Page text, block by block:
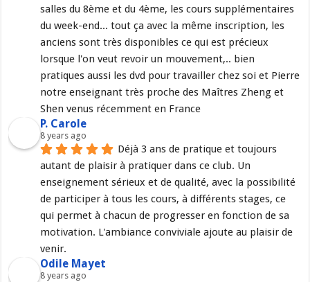
salles du 8ème et du 4ème, les cours supplémentaires
du week-end... tout ça avec la même inscription, les
anciens sont très disponibles ce qui est précieux
lorsque l'on veut revoir un mouvement,.. bien
pratiques aussi les dvd pour travailler chez soi et Pierre
notre enseignant très proche des Maîtres Zheng et
Shen venus récemment en France
P. Carole
8 years ago
Déjà 3 ans de pratique et toujours
autant de plaisir à pratiquer dans ce club. Un
enseignement sérieux et de qualité, avec la possibilité
de participer à tous les cours, à différents stages, ce
qui permet à chacun de progresser en fonction de sa
motivation. L'ambiance conviviale ajoute au plaisir de
venir.
Odile Mayet
8 years ago